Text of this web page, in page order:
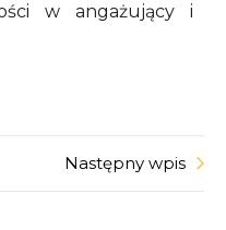
w angażujący i
Następny wpis